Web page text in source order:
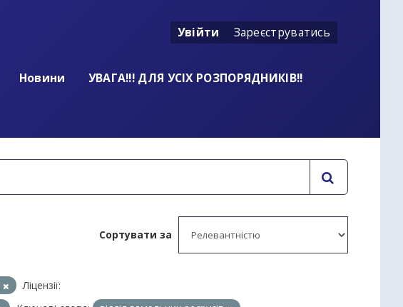
Увійти Зареєструватись
Новини
УВАГА!!! ДЛЯ УСІХ РОЗПОРЯДНИКІВ!!
Сортувати за
Ліцензії: